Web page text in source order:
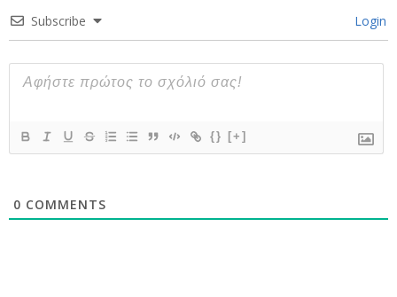
Subscribe Login
{} [+]
0 COMMENTS